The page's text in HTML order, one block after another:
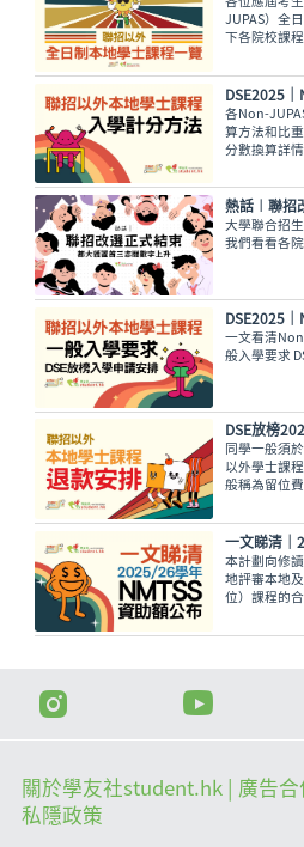
JUPAS）全
下各院校課程
各Non-
算方法和比
分數換算詳情
大學聯合招
我們看看各
一文看清
般入學要求
同學一般須
以外學士課
般稱為留位
各院校亦可
申請人作退
本計劃向修
地評審本地
位）課程的
2025/26學
關於學友社student.hk | 廣告合
私隱政策